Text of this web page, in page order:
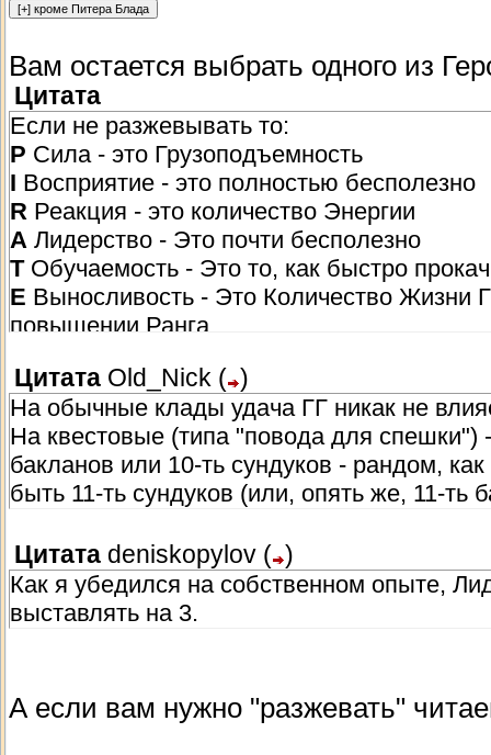
Вам остается выбрать одного из
Цитата
Если не разжевывать то:
P Сила - это Грузоподъемность
I Восприятие - это полностью бесполезно
R Реакция - это количество Энергии
A Лидерство - Это почти бесполезно
TОбучаемость - Это то, как быстро
E Выносливость - Это Количество Жизни
повышении Ранга.
Цитата Old_Nick ( )
На обычные клады удача ГГ никак не
На квестовые (типа "повода для спешки")
бакланов или 10-ть сундуков - рандом,
быть 11-ть сундуков (или, опять же, 11-ть
Цитата deniskopylov ( )
Как я убедился на собственном опыте,
выставлять на 3.
А если вам нужно "разжевать"